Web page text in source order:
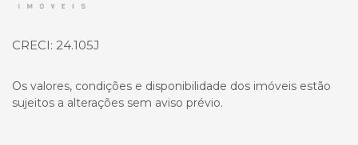
CRECI: 24.105J
Os valores, condições e disponibilidade dos imóveis estão
sujeitos a alterações sem aviso prévio.